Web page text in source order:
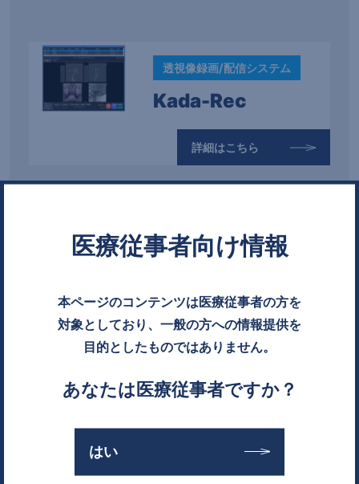
透視像録画/配信システム
Kada-Rec
詳細はこちら
循環器向けDICOM動画ネットワーク製品などのお問い合わ
せ、またカタログをダウンロード／ご請求いただけます
お問い合わせ
カタログダウンロード
医療従事者向け情報
本ページのコンテンツは医療従事者の方を
対象としており、一般の方への情報提供を
目的としたものではありません。
あなたは医療従事者ですか？
はい